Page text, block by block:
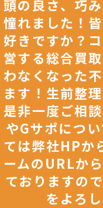
頭の良さ、巧
憧れました！
好きですか？
営する総合買
わなくなった
ます！生前整
是非一度ご相
やGサポにつ
ては弊社HPか
ームのURLか
ておりますの
をよろ